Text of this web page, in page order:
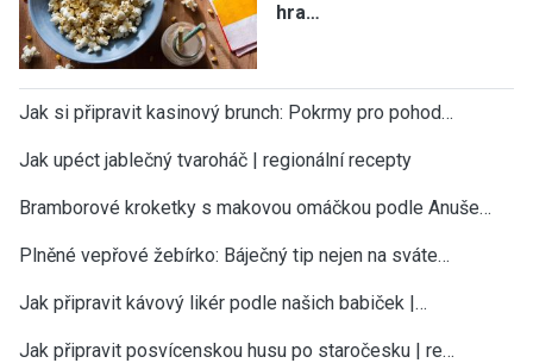
hra…
Jak si připravit kasinový brunch: Pokrmy pro pohod…
Jak upéct jablečný tvaroháč | regionální recepty
Bramborové kroketky s makovou omáčkou podle Anuše…
Plněné vepřové žebírko: Báječný tip nejen na sváte…
Jak připravit kávový likér podle našich babiček |…
Jak připravit posvícenskou husu po staročesku | re…